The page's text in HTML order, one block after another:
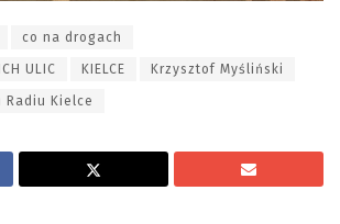
co na drogach
ULIC KIELCE Krzysztof Myśliński
Radiu Kielce